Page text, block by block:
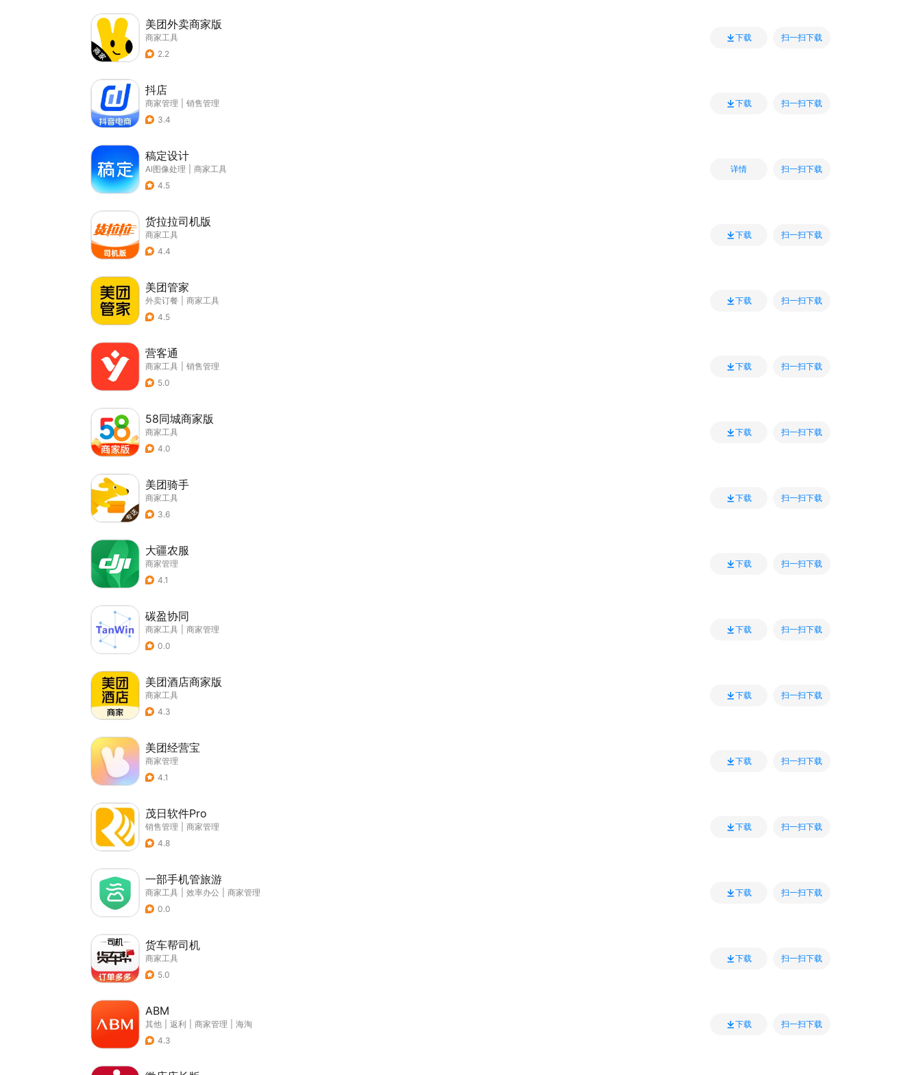
美团外卖商家版
商家工具
2.2
下载 扫一扫下载
抖店
商家管理
销售管理
3.4
下载 扫一扫下载
稿定设计
AI图像处理
商家工具
4.5
详情 扫一扫下载
货拉拉司机版
商家工具
4.4
下载 扫一扫下载
美团管家
外卖订餐
商家工具
4.5
下载 扫一扫下载
营客通
商家工具
销售管理
5.0
下载 扫一扫下载
58同城商家版
商家工具
4.0
下载 扫一扫下载
美团骑手
商家工具
3.6
下载 扫一扫下载
大疆农服
商家管理
4.1
下载 扫一扫下载
碳盈协同
商家工具
商家管理
0.0
下载 扫一扫下载
美团酒店商家版
商家工具
4.3
下载 扫一扫下载
美团经营宝
商家管理
4.1
下载 扫一扫下载
茂日软件Pro
销售管理
商家管理
4.8
下载 扫一扫下载
一部手机管旅游
商家工具 效率办公
商家管理
0.0
下载 扫一扫下载
货车帮司机
商家工具
5.0
下载 扫一扫下载
ABM
其他 返利 商家管理
海淘
4.3
下载 扫一扫下载